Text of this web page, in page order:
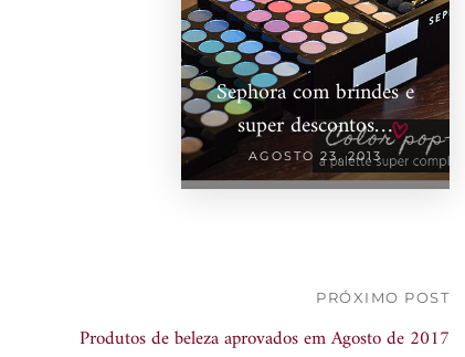
Sephora com brindes e
super descontos…
AGOSTO 23, 2013
PRÓXIMO POST
Produtos de beleza aprovados em Agosto de 2017